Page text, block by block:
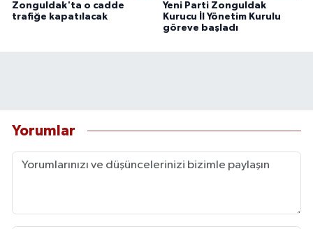
Zonguldak'ta o cadde
trafiğe kapatılacak
Yeni Parti Zonguldak
Kurucu İl Yönetim Kurulu
göreve başladı
Yorumlar